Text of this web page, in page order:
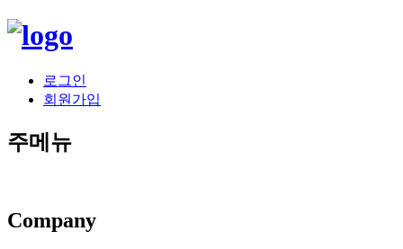
로그인
회원가입
주메뉴
Company